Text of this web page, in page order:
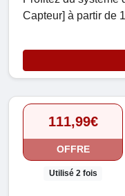
Capteur] à partir de
111,99€
OFFRE
Utilisé 2 fois